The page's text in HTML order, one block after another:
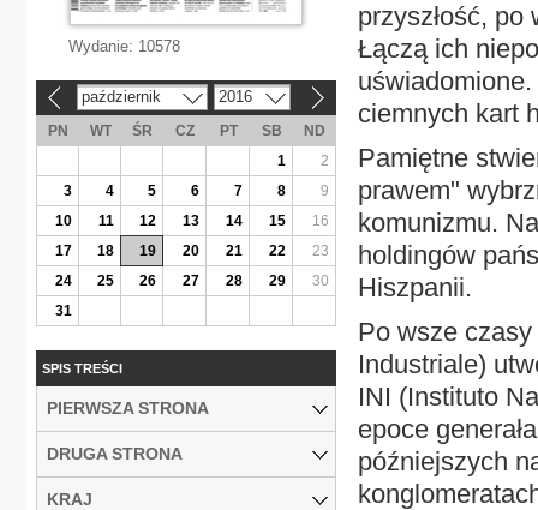
przyszłość,
Łączą ich
ciemnych kart
Pamiętne
prawem"
komunizmu.
holdingów
Hiszpanii.
Po wsze
Industriale)
INI (Instituto
epoce
późniejszych
Wydanie: 10578
październik 2016
PN WT ŚR CZ PT SB
ND
1
2
3
4 5 6 7 8
9
10
11 12 13 14 15
16
17
18 19 20 21 22
23
24
25 26 27 28 29
30
31
SPIS TREŚCI
PIERWSZA STRONA
DRUGA STRONA
KRAJ